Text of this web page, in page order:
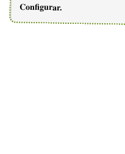
Configurar.